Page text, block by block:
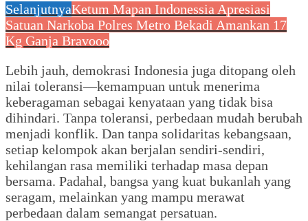
SelanjutnyaKetum Mapan Indonessia Apresiasi
Satuan Narkoba Polres Metro Bekadi Amankan 17
Kg Ganja Bravooo
Lebih jauh, demokrasi Indonesia juga ditopang oleh
nilai toleransi—kemampuan untuk menerima
keberagaman sebagai kenyataan yang tidak bisa
dihindari. Tanpa toleransi, perbedaan mudah berubah
menjadi konflik. Dan tanpa solidaritas kebangsaan,
setiap kelompok akan berjalan sendiri-sendiri,
kehilangan rasa memiliki terhadap masa depan
bersama. Padahal, bangsa yang kuat bukanlah yang
seragam, melainkan yang mampu merawat
perbedaan dalam semangat persatuan.